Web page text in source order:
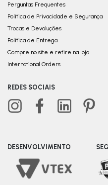
Perguntas Frequentes
Política de Privacidade e Segurança
Trocas e Devoluções
Política de Entrega
Compre no site e retire na loja
International Orders
REDES SOCIAIS
DESENVOLVIMENTO